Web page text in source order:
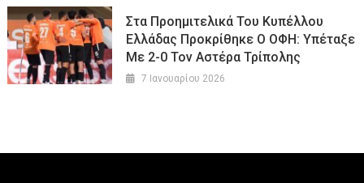
Στα Προημιτελικά Του Κυπέλλου
Ελλάδας Προκρίθηκε Ο ΟΦΗ: Υπέταξε
Με 2-0 Τον Αστέρα Τρίπολης
7 Ιανουαρίου 2026